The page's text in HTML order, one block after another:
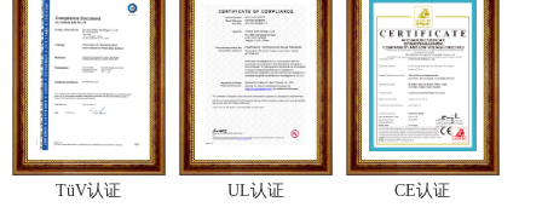
TüV认证 UL认证 CE认证